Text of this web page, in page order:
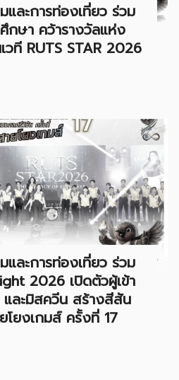
และการท่องเที่ยว ร่วม
กษา คว้ารางวัลแห่ง
วที RUTS STAR 2026
และการท่องเที่ยว ร่วม
2026 เปิดตัวผู้เข้า
และมิสควีน สร้างสีสัน
ยงเกมส์ ครั้งที่ 17